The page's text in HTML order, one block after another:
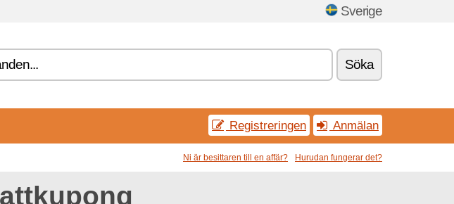
Sverige
Söka
Registreringen Anmälan
Ni är besittaren till en affär? Hurudan fungerar det?